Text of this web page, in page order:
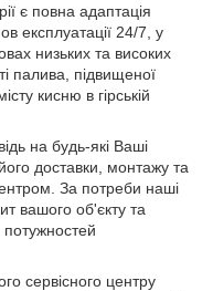
є повна адаптація
експлуатації 24/7, у
низьких та високих
палива, підвищеної
кисню в гірській
на будь-які Ваші
доставки, монтажу та
За потреби наші
вашого об'єкту та
потужностей
сервісного центру